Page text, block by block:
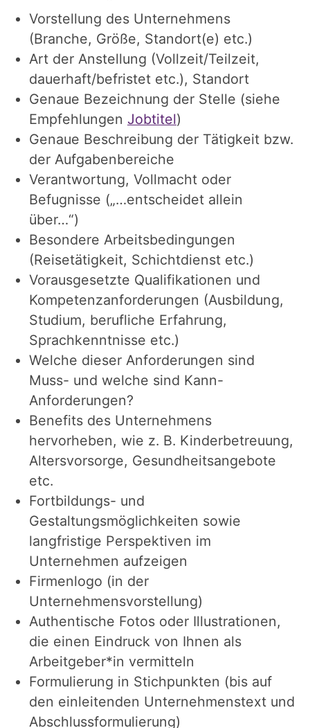
Vorstellung des Unternehmens
(Branche, Größe, Standort(e) etc.)
Art der Anstellung (Vollzeit/Teilzeit,
dauerhaft/befristet etc.), Standort
Genaue Bezeichnung der Stelle (siehe
Empfehlungen Jobtitel)
Genaue Beschreibung der Tätigkeit bzw.
der Aufgabenbereiche
Verantwortung, Vollmacht oder
Befugnisse („…entscheidet allein
über…“)
Besondere Arbeitsbedingungen
(Reisetätigkeit, Schichtdienst etc.)
Vorausgesetzte Qualifikationen und
Kompetenzanforderungen (Ausbildung,
Studium, berufliche Erfahrung,
Sprachkenntnisse etc.)
Welche dieser Anforderungen sind
Muss- und welche sind Kann-
Anforderungen?
Benefits des Unternehmens
hervorheben, wie z. B. Kinderbetreuung,
Altersvorsorge, Gesundheitsangebote
etc.
Fortbildungs- und
Gestaltungsmöglichkeiten sowie
langfristige Perspektiven im
Unternehmen aufzeigen
Firmenlogo (in der
Unternehmensvorstellung)
Authentische Fotos oder Illustrationen,
die einen Eindruck von Ihnen als
Arbeitgeber*in vermitteln
Formulierung in Stichpunkten (bis auf
den einleitenden Unternehmenstext und
Abschlussformulierung)